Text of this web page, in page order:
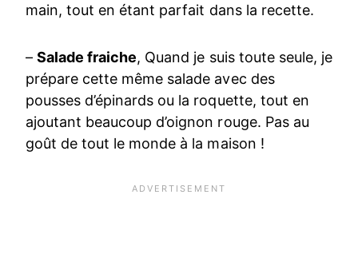
main, tout en étant parfait dans la recette.
–Salade fraiche, Quand je suis toute seule, je
prépare cette même salade avec des
pousses d’épinards ou la roquette, tout en
ajoutant beaucoup d’oignon rouge. Pas au
goût de tout le monde à la maison !